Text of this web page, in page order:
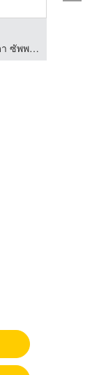
รับผลิตเครื่องล้างอัลตร้าโซนิค - พศุดา ซัพพลายส์ แอนด์ เซอร์วิสเซส